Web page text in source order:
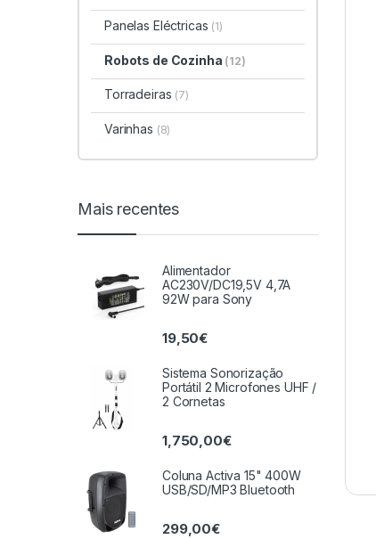
Panelas Eléctricas (1)
Robots de Cozinha (12)
Torradeiras (7)
Varinhas (8)
Mais recentes
Alimentador
AC230V/DC19,5V 4,7A
92W para Sony
19,50€
Sistema Sonorização
Portátil 2 Microfones UHF /
2 Cornetas
1,750,00€
Coluna Activa 15" 400W
USB/SD/MP3 Bluetooth
299,00€